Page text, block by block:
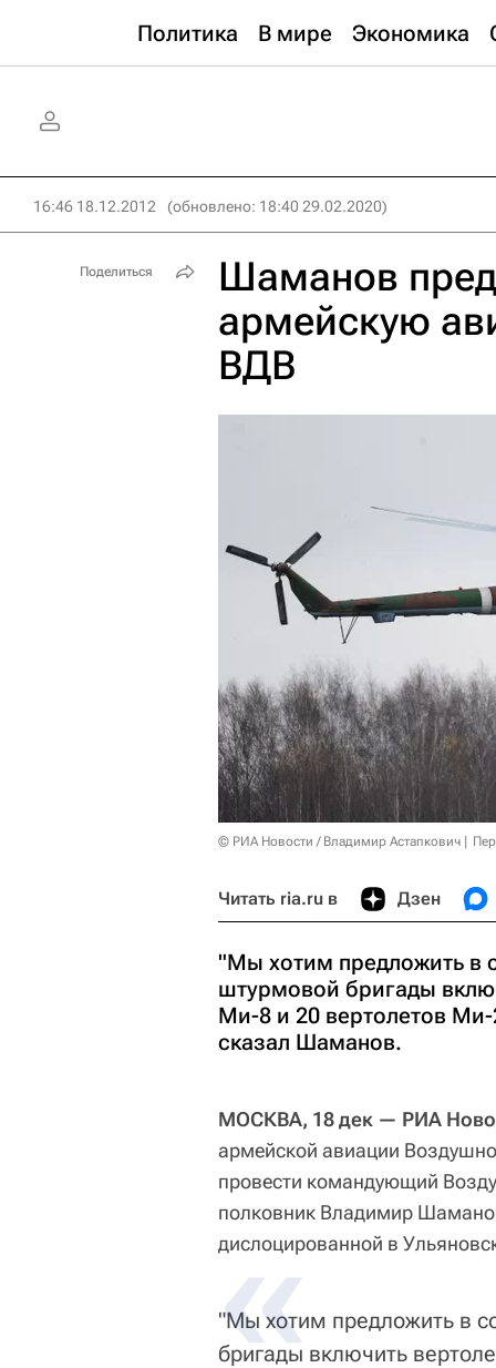
Политика В мире Экономика
16:46 18.12.2012 (обновлено: 18:40 29.02.2020)
Шаманов
армейскую
ВДВ
© РИА Новости / Владимир Астапкович
Читать ria.ru в Дзен
"Мы хотим предложить в
штурмовой бригады
Ми-8 и 20 вертолетов
сказал Шаманов.
МОСКВА, 18 дек — РИА
армейской авиации
провести командующий
полковник Владимир
дислоцированной в
"Мы хотим предложить в
бригады включить
Поделиться